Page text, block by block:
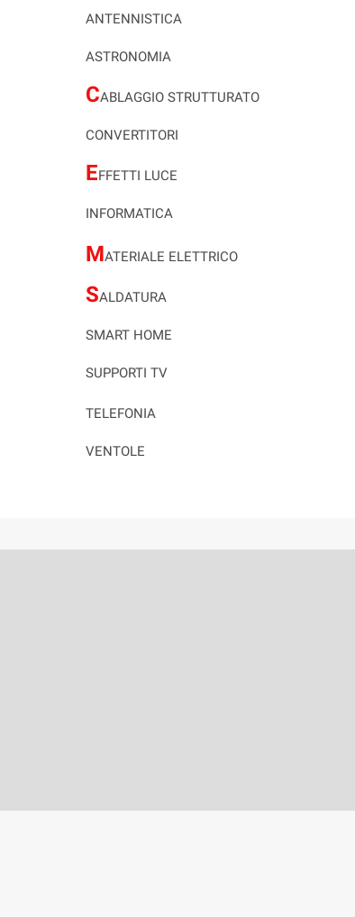
ANTENNISTICA
ASTRONOMIA
CABLAGGIO STRUTTURATO
CONVERTITORI
EFFETTI LUCE
INFORMATICA
MATERIALE ELETTRICO
SALDATURA
SMART HOME
SUPPORTI TV
TELEFONIA
VENTOLE